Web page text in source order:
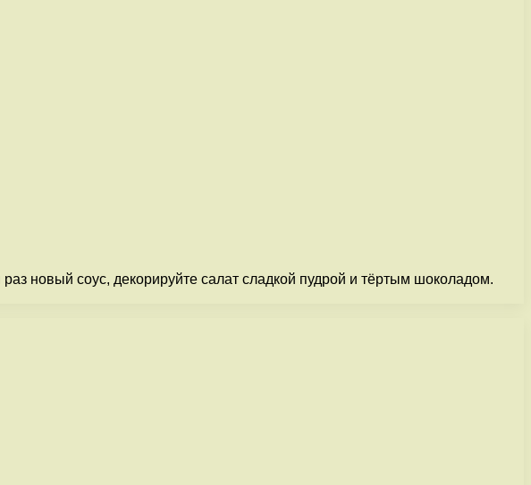
новый соус, декорируйте салат сладкой пудрой и тёртым шоколадом.